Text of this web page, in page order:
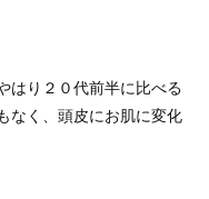
はり２０代前半に比べる
なく、頭皮にお肌に変化